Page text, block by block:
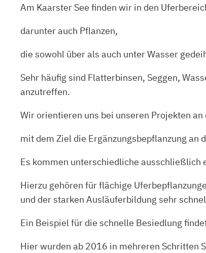
Am Kaarster See finden wir in den
darunter auch Pflanzen,
die sowohl über als auch unter Wasser
Sehr häufig sind Flatterbinsen, Seggen,
anzutreffen.
Wir orientieren uns bei unseren Projekten
mit dem Ziel die Ergänzungsbepflanzung an
Es kommen unterschiedliche ausschließlich
Hierzu gehören für flächige
und der starken Ausläuferbildung sehr
Ein Beispiel für die schnelle Besiedlung
Hier wurden ab 2016 in mehreren Schritten